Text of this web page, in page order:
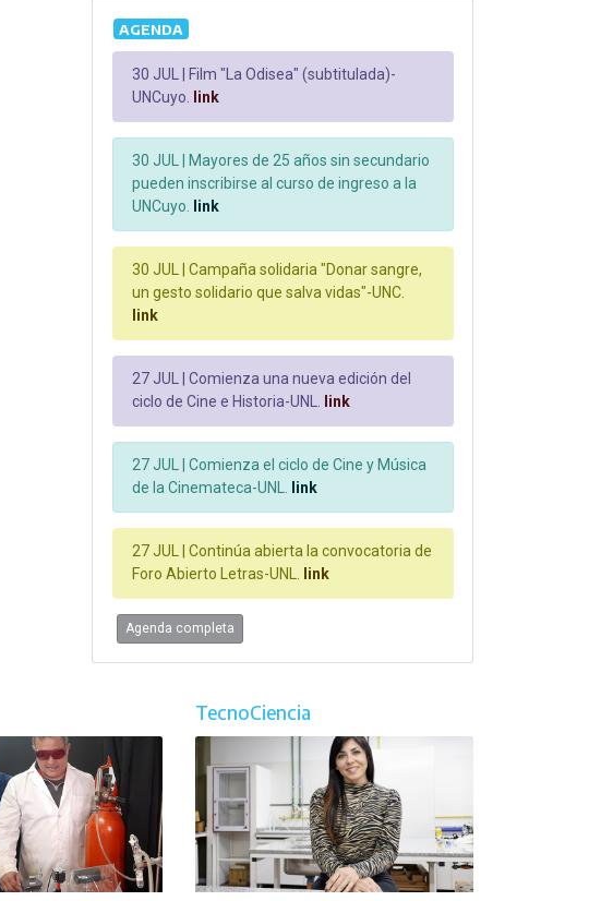
AGENDA
30 JUL |
Film "La Odisea" (subtitulada)-
UNCuyo.
link
30 JUL |
Mayores de 25 años sin secundario
pueden inscribirse al curso de ingreso a la
UNCuyo.
link
30 JUL |
Campaña solidaria "Donar sangre,
un gesto solidario que salva vidas"-UNC.
link
27 JUL |
Comienza una nueva edición del
ciclo de Cine e Historia-UNL.
link
27 JUL |
Comienza el ciclo de Cine y Música
de la Cinemateca-UNL.
link
27 JUL |
Continúa abierta la convocatoria de
Foro Abierto Letras-UNL.
link
Agenda completa
TecnoCiencia